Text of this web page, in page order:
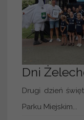
Dni
Drugi dzień
Parku Miejskim...